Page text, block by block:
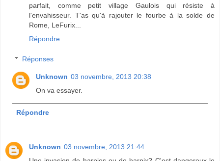
parfait, comme petit village Gaulois qui résiste à
l'envahisseur. T'as qu'à rajouter le fourbe à la solde de
Rome, LeFurix...
Répondre
Réponses
Unknown 03 novembre, 2013 20:38
On va essayer.
Répondre
Unknown 03 novembre, 2013 21:44